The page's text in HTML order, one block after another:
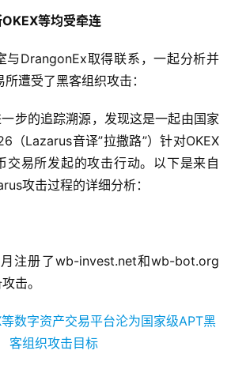
等均受牵连
与DrangonEx取得联系，一起分析并
遭受了黑客组织攻击：
步的追踪溯源，发现这是一起由国家
（Lazarus音译”拉撒路”）针对OKEX
交易所发起的攻击行动。以下是来自
攻击过程的详细分析：
注册了wb-invest.net和wb-bot.org
击。